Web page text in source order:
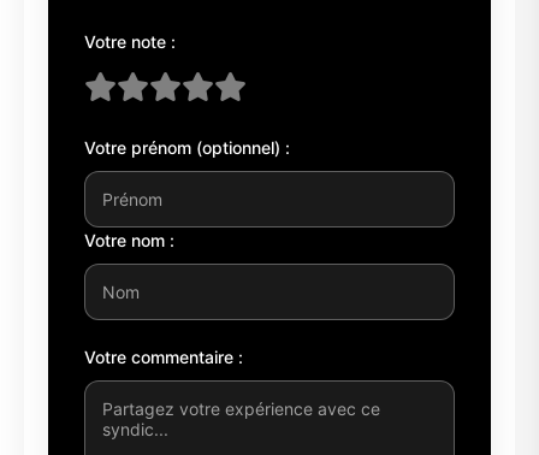
Votre note :
Votre prénom (optionnel) :
Votre nom :
Votre commentaire :